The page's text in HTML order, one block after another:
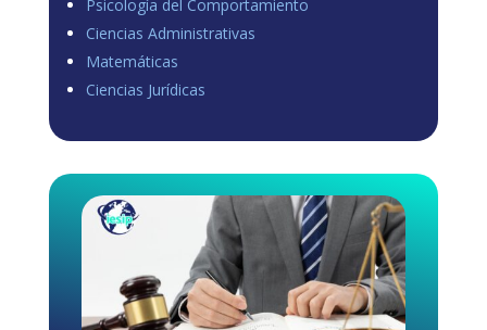
Load more
Psicología del Comportamiento
Ciencias Administrativas
Matemáticas
Ciencias Jurídicas